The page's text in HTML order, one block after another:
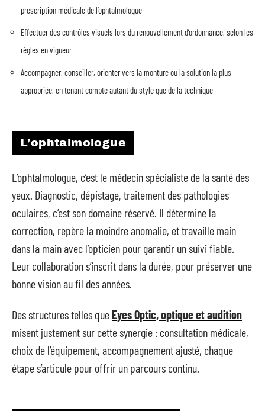
prescription médicale de l’ophtalmologue
Effectuer des contrôles visuels lors du renouvellement d’ordonnance, selon les
règles en vigueur
Accompagner, conseiller, orienter vers la monture ou la solution la plus
appropriée, en tenant compte autant du style que de la technique
L’ophtalmologue
L’ophtalmologue, c’est le médecin spécialiste de la santé des
yeux. Diagnostic, dépistage, traitement des pathologies
oculaires, c’est son domaine réservé. Il détermine la
correction, repère la moindre anomalie, et travaille main
dans la main avec l’opticien pour garantir un suivi fiable.
Leur collaboration s’inscrit dans la durée, pour préserver une
bonne vision au fil des années.
Des structures telles queEyes Optic, optique et audition
misent justement sur cette synergie : consultation médicale,
choix de l’équipement, accompagnement ajusté, chaque
étape s’articule pour offrir un parcours continu.